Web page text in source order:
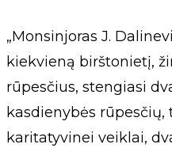
„Monsinjoras J.
kiekvieną birštonietį,
rūpesčius, stengiasi
kasdienybės
karitatyvinei veiklai,